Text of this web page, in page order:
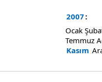
2007 :
Ocak
Temmuz
Kasım